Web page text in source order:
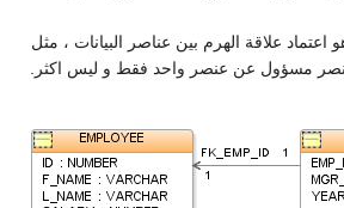
اعتماد علاقة الهرم بين عناصر البيانات ، مثل
مسؤول عن عنصر واحد فقط و ليس اكثر.